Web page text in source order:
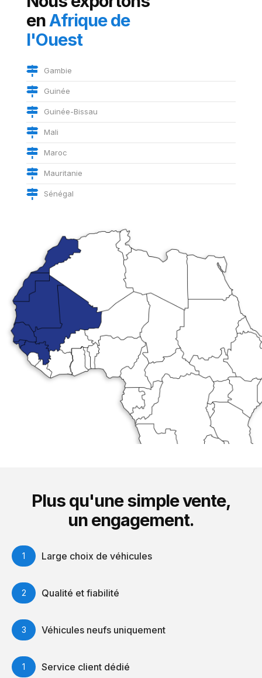
en Afrique de
l'Ouest
Gambie
Guinée
Guinée-Bissau
Mali
Maroc
Mauritanie
Sénégal
Plus qu'une simple vente,
un engagement.
Large choix de véhicules
Qualité et fiabilité
Véhicules neufs uniquement
Service client dédié